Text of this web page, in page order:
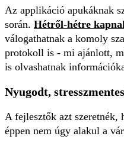
Az applikáció apukáknak
során. Hétről-hétre
válogathatnak a komoly
protokoll is - mi ajánlott,
is olvashatnak
Nyugodt,
A fejlesztők azt szeretnék,
éppen nem úgy alakul a